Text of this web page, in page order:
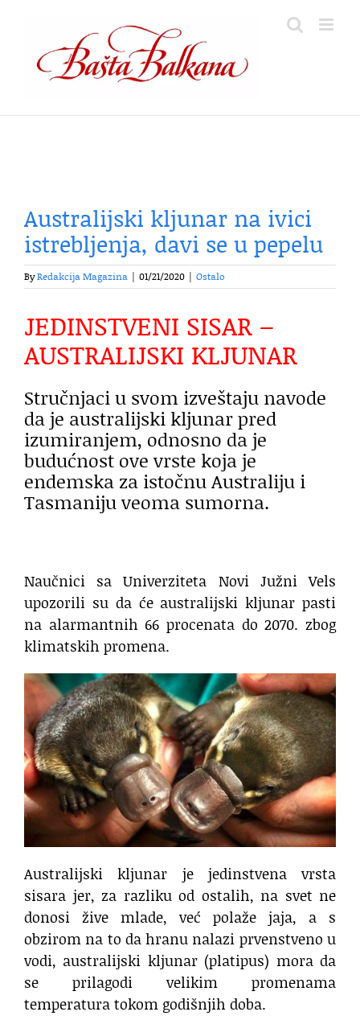
content
Australijski kljunar na ivici
istrebljenja, davi se u pepelu
ByRedakcija Magazina 01/21/2020 Ostalo
JEDINSTVENI SISAR –
AUSTRALIJSKI KLJUNAR
Stručnjaci u svom izveštaju navode
da je australijski kljunar pred
izumiranjem, odnosno da je
budućnost ove vrste koja je
endemska za istočnu Australiju i
Tasmaniju veoma sumorna.
Naučnici sa Univerziteta Novi Južni Vels
upozorili su da će australijski kljunar pasti
na alarmantnih 66 procenata do 2070. zbog
klimatskih promena.
Australijski kljunar je jedinstvena vrsta
sisara jer, za razliku od ostalih, na svet ne
donosi žive mlade, već polaže jaja, a s
obzirom na to da hranu nalazi prvenstveno u
vodi, australijski kljunar (platipus) mora da
se prilagodi velikim promenama
temperatura tokom godišnjih doba.